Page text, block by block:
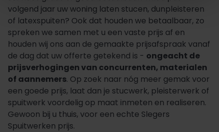
volgend jaar uw woning laten stucen, dunpleisteren
of latexspuiten? Ook dat houden we betaalbaar, zo
spreken we samen met u een vaste prijs af en
houden wij ons aan de gemaakte prijsafspraak vanaf
de dag dat uw offerte getekend is - ongeacht de
prijsverhogingen van concurrenten, materialen
of aannemers. Op zoek naar nóg meer gemak voor
een goede prijs, laat dan je stucwerk, pleisterwerk of
spuitwerk voordelig op maat inmeten en realiseren.
Gewoon bij u thuis, voor een echte Slegers
Spuitwerken prijs.